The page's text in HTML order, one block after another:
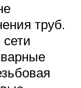
труб.